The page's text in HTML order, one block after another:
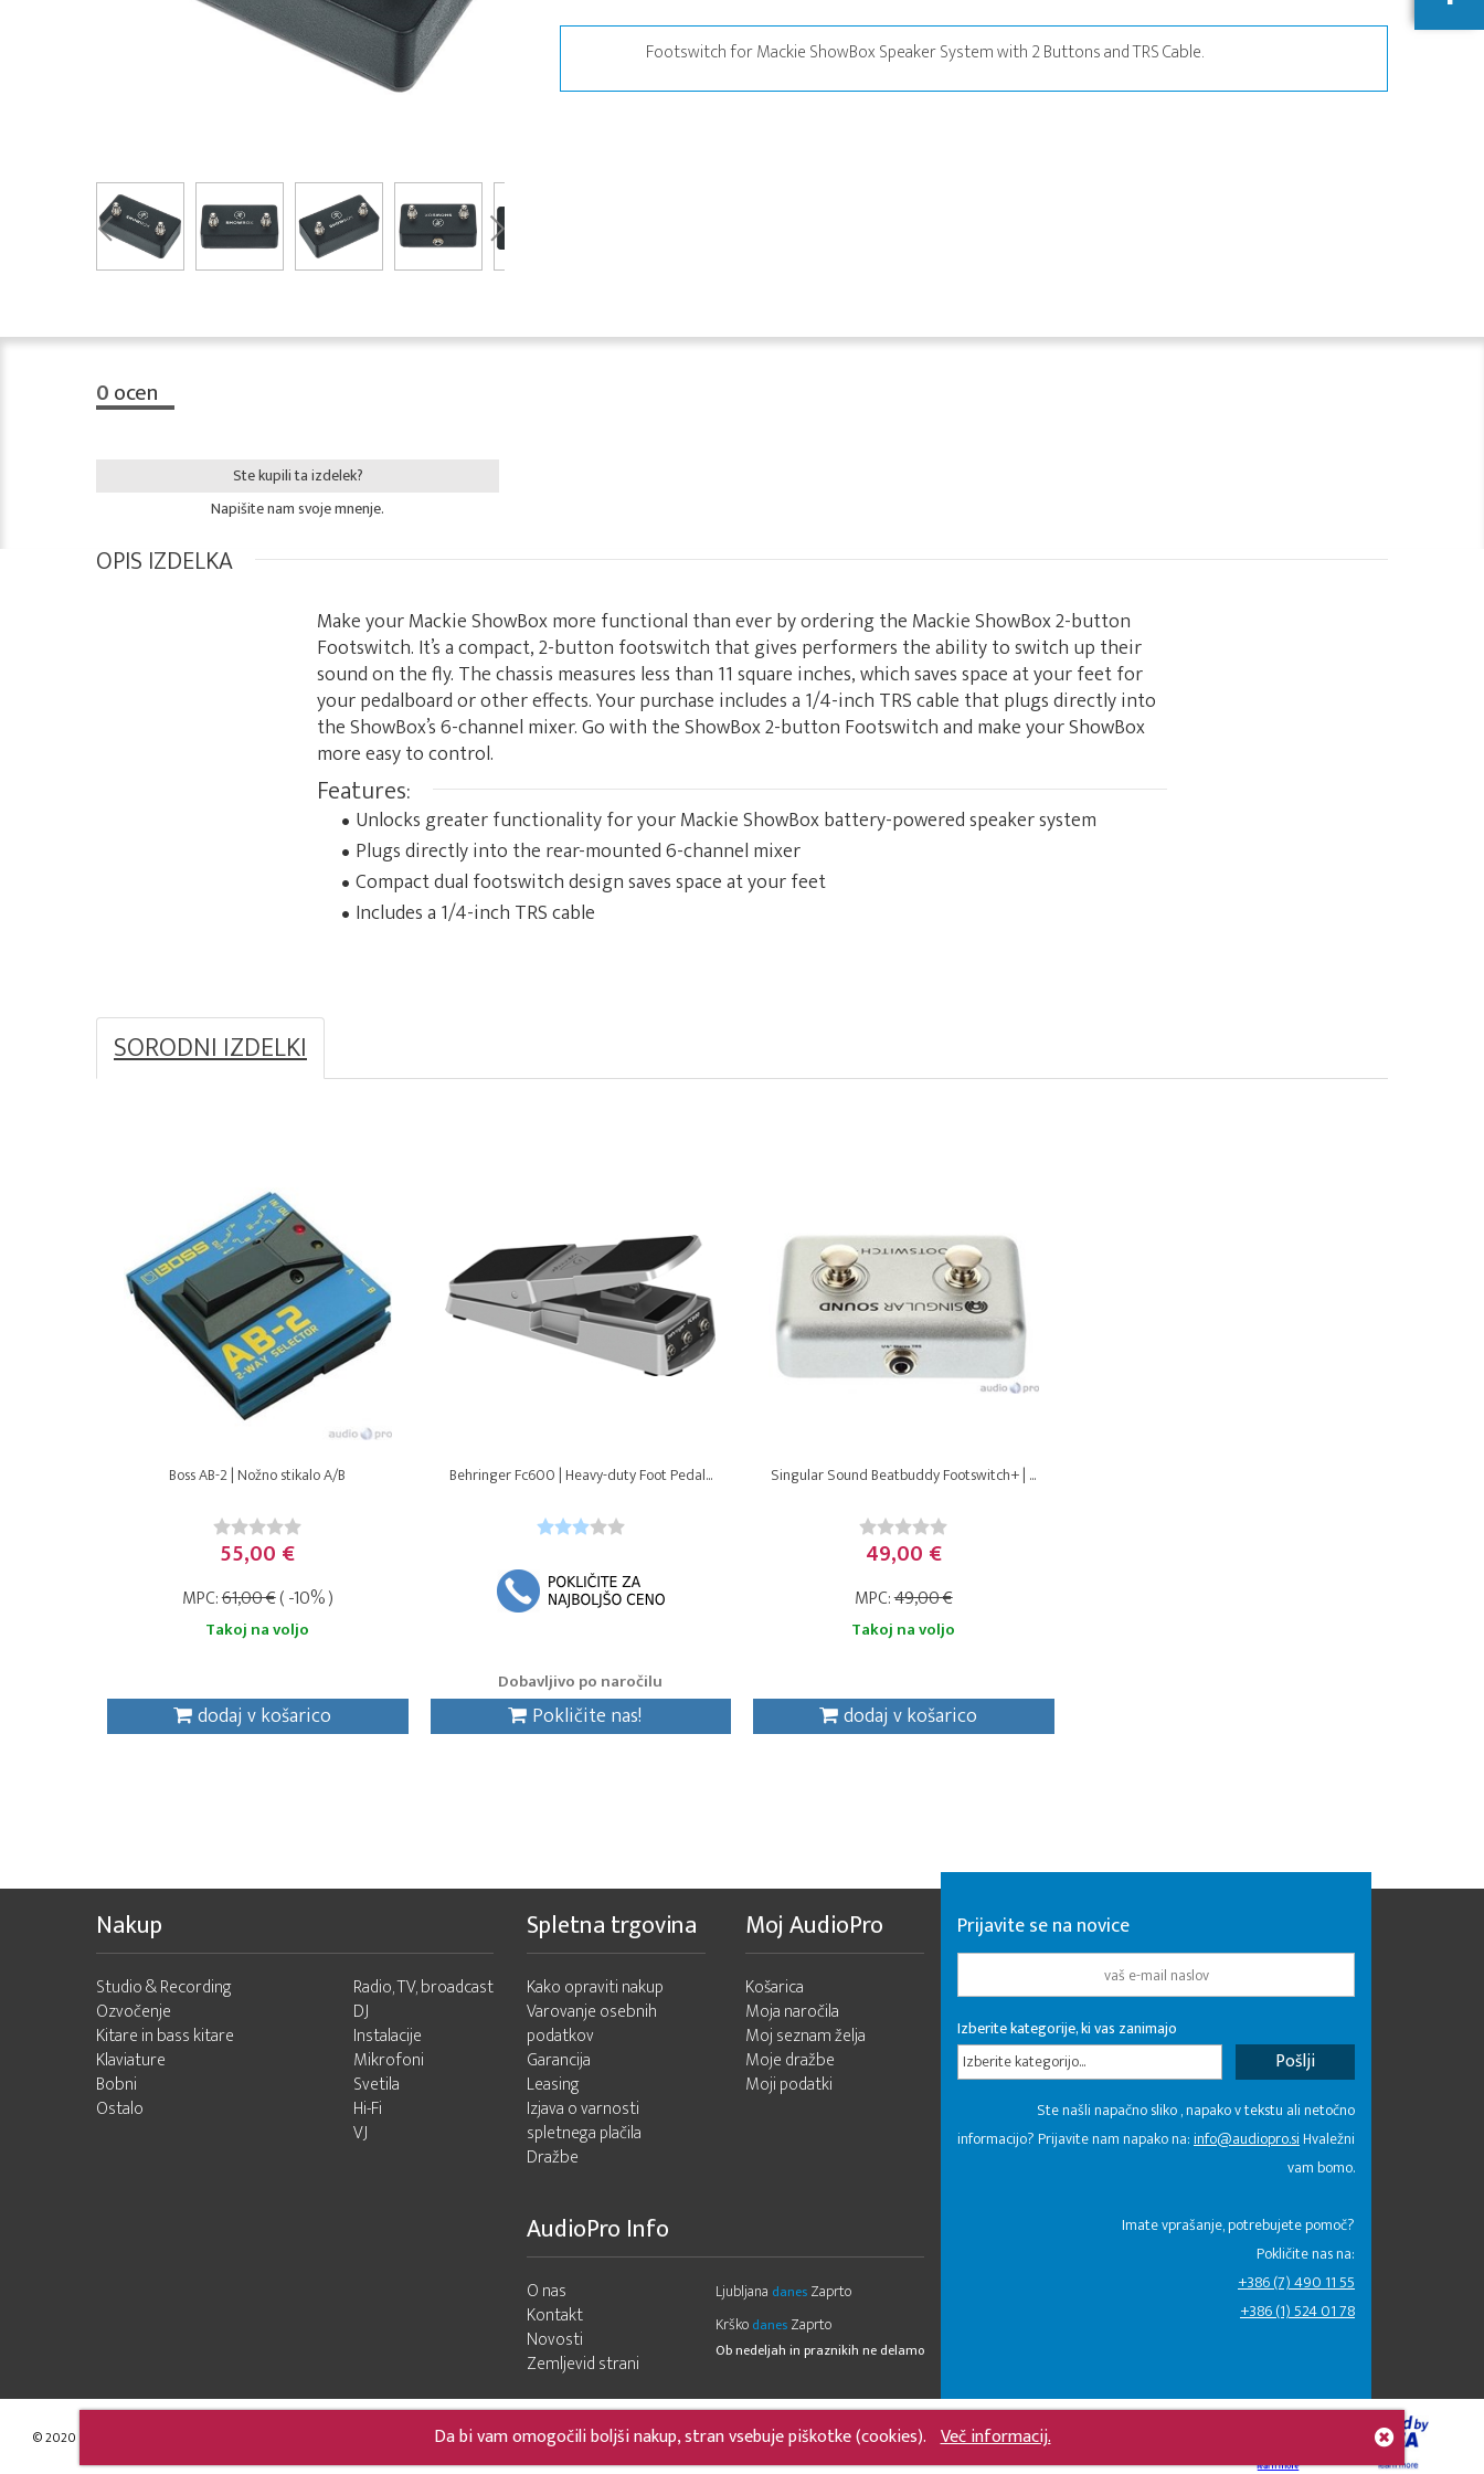
Footswitch for Mackie ShowBox Speaker System with 2 Buttons and TRS Cable.
0ocen
Ste kupili ta izdelek?
Napišite nam svoje mnenje.
OPIS IZDELKA
Make your Mackie ShowBox more functional than ever by ordering the Mackie ShowBox 2-button
Footswitch. It’s a compact, 2-button footswitch that gives performers the ability to switch up their
sound on the fly. The chassis measures less than 11 square inches, which saves space at your feet for
your pedalboard or other effects. Your purchase includes a 1/4-inch TRS cable that plugs directly into
the ShowBox’s 6-channel mixer. Go with the ShowBox 2-button Footswitch and make your ShowBox
more easy to control.
Features:
Unlocks greater functionality for your Mackie ShowBox battery-powered speaker system
Plugs directly into the rear-mounted 6-channel mixer
Compact dual footswitch design saves space at your feet
Includes a 1/4-inch TRS cable
SORODNI IZDELKI
Boss AB-2 | Nožno stikalo A/B
55,00 €
MPC:61,00 €( -10% )
Takoj na voljo
dodaj v košarico
Behringer Fc600 | Heavy-duty Foot Pedal...
Dobavljivo po naročilu
Pokličite nas!
Singular Sound Beatbuddy Footswitch+ | ...
49,00 €
MPC:49,00 €
Takoj na voljo
dodaj v košarico
Da bi vam omogočili boljši nakup, stran vsebuje piškotke (cookies). Več informacij.
Nakup
Studio & Recording
Ozvočenje
Kitare in bass kitare
Klaviature
Bobni
Ostalo
Radio, TV, broadcast
DJ
Instalacije
Mikrofoni
Svetila
Hi-Fi
VJ
Spletna trgovina
Kako opraviti nakup
Varovanje osebnih
podatkov
Garancija
Leasing
Izjava o varnosti
spletnega plačila
Dražbe
Moj AudioPro
Košarica
Moja naročila
Moj seznam želja
Moje dražbe
Moji podatki
AudioPro Info
O nas
Kontakt
Novosti
Zemljevid strani
Ljubljana danes Zaprto
Krško danes Zaprto
Ob nedeljah in praznikih ne delamo
Prijavite se na novice
Izberite kategorije, ki vas zanimajo
Izberite kategorijo...
Ste našli napačno sliko , napako v tekstu ali netočno
informacijo? Prijavite nam napako na:info@audiopro.siHvaležni
vam bomo.
Imate vprašanje, potrebujete pomoč?
Pokličite nas na:
+386 (7) 490 11 55
+386 (1) 524 01 78
© 2020 - 2026 Audio Pro d.o.o.